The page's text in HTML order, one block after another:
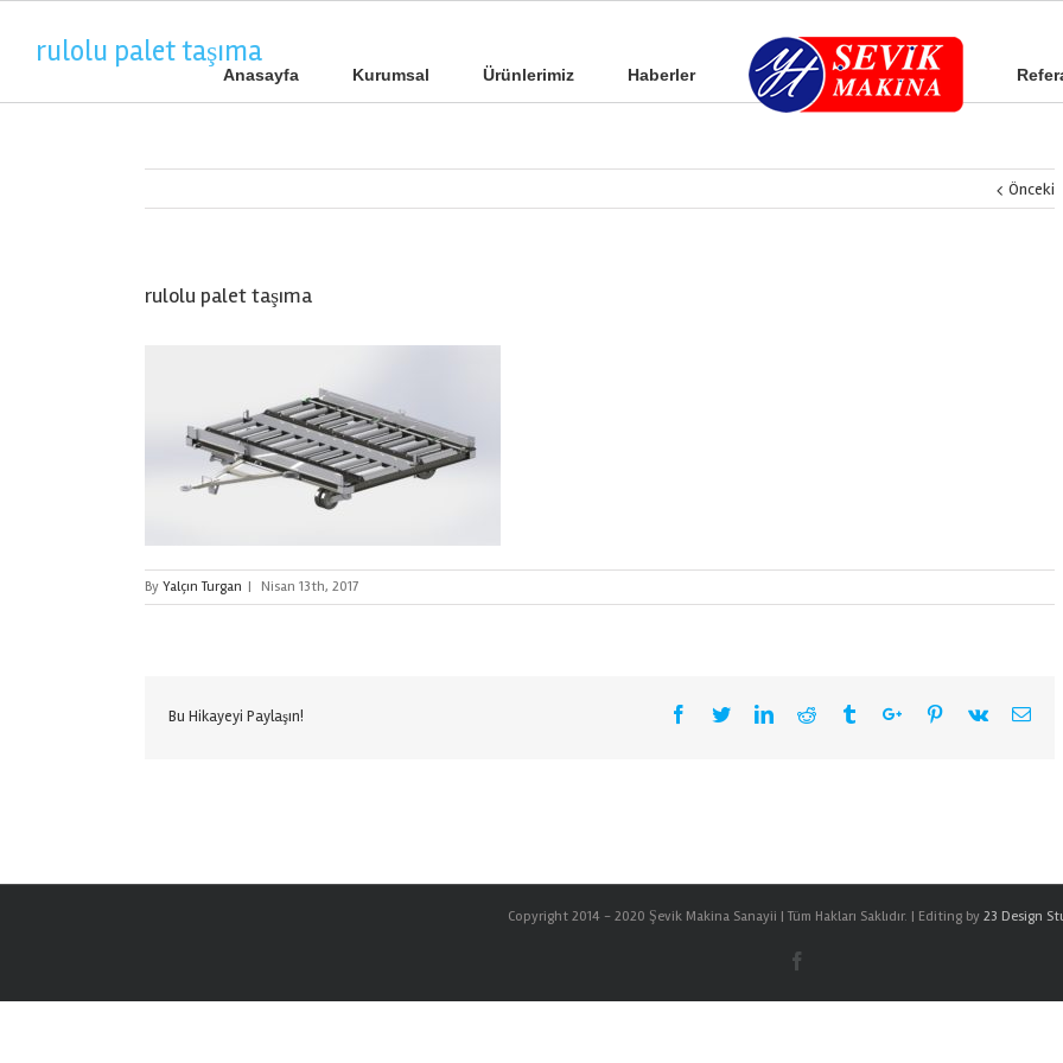
Anasayfa Kurumsal Ürünlerimiz Haberler
rulolu palet taşıma
Önceki
rulolu palet taşıma
By Yalçın Turgan | Nisan 13th, 2017
Bu Hikayeyi Paylaşın! Facebook
TwitterLinkedinReddit TumblrGoogle+Pinterest
Vk Email
Copyright 2014 - 2020 Şevik Makina Sanayii | Tüm Hakları Saklıdır. | Editing by 23 Design